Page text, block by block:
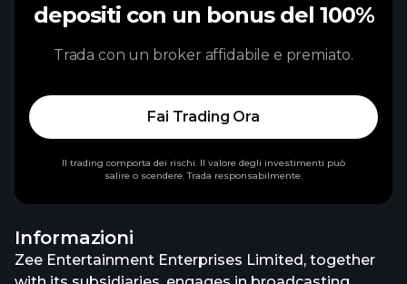
Informazioni
Zee Entertainment Enterprises Limited, together
depositi con un bonus del 100%
Trada con un broker affidabile e premiato.
Fai Trading Ora
Il trading comporta dei rischi. Il valore degli investimenti può
salire o scendere. Trada responsabilmente.